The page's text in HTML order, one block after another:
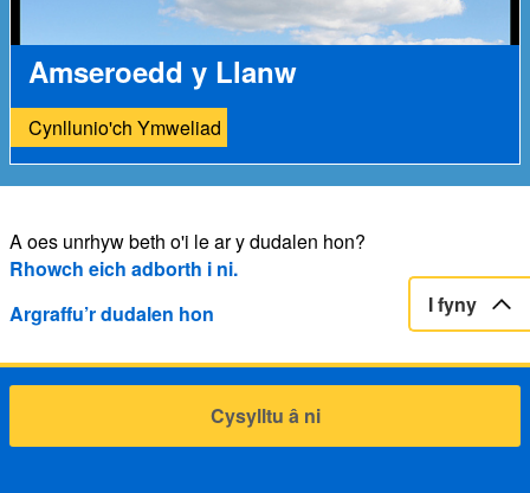
Amseroedd y Llanw
Cynllunio'ch Ymweliad
A oes unrhyw beth o'i le ar y dudalen hon?
Rhowch eich adborth i ni.
Argraffu’r dudalen hon
I fyny
Cysylltu â ni